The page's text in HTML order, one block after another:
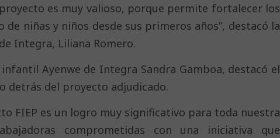
es muy valioso, porque permite fortalecer los
niñas y niños desde sus primeros años”, destacó la
Integra, Liliana Romero.
Ayenwe de Integra Sandra Gamboa, destacó el
detrás del proyecto adjudicado.
FIEP es un logro muy significativo para toda nuestra
comprometidas con una iniciativa que